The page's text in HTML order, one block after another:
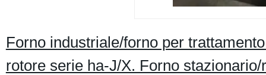
Forno industriale/forno per
rotore serie ha-J/X. Forno